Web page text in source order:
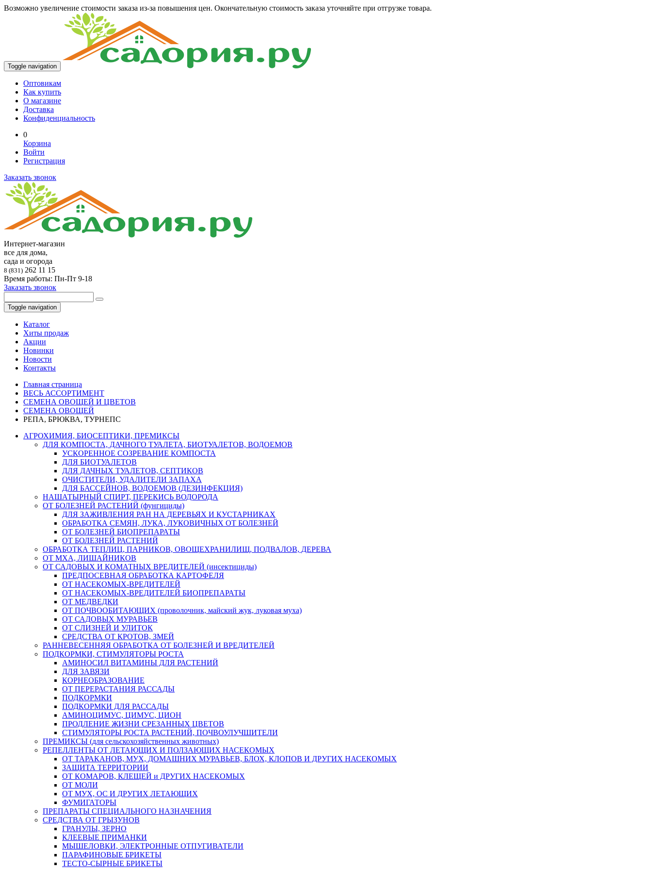
Возможно увеличение стоимости заказа из-за повышения цен. Окончательную стоимость заказа уточняйте при отгрузке товара.
Toggle navigation
Оптовикам
Как купить
О магазине
Доставка
Конфиденциальность
0
Корзина
Войти
Регистрация
Заказать звонок
Интернет-магазин
все для дома,
сада и огорода
8 (831) 262 11 15
Время работы: Пн-Пт 9-18
Заказать звонок
Toggle navigation
Каталог
Хиты продаж
Акции
Новинки
Новости
Контакты
Главная страница
ВЕСЬ АССОРТИМЕНТ
СЕМЕНА ОВОЩЕЙ И ЦВЕТОВ
СЕМЕНА ОВОЩЕЙ
РЕПА, БРЮКВА, ТУРНЕПС
АГРОХИМИЯ, БИОСЕПТИКИ, ПРЕМИКСЫ
ДЛЯ КОМПОСТА, ДАЧНОГО ТУАЛЕТА, БИОТУАЛЕТОВ, ВОДОЕМОВ
УСКОРЕННОЕ СОЗРЕВАНИЕ КОМПОСТА
ДЛЯ БИОТУАЛЕТОВ
ДЛЯ ДАЧНЫХ ТУАЛЕТОВ, СЕПТИКОВ
ОЧИСТИТЕЛИ, УДАЛИТЕЛИ ЗАПАХА
ДЛЯ БАССЕЙНОВ, ВОДОЕМОВ (ДЕЗИНФЕКЦИЯ)
НАШАТЫРНЫЙ СПИРТ, ПЕРЕКИСЬ ВОДОРОДА
ОТ БОЛЕЗНЕЙ РАСТЕНИЙ (фунгициды)
ДЛЯ ЗАЖИВЛЕНИЯ РАН НА ДЕРЕВЬЯХ И КУСТАРНИКАХ
ОБРАБОТКА СЕМЯН, ЛУКА, ЛУКОВИЧНЫХ ОТ БОЛЕЗНЕЙ
ОТ БОЛЕЗНЕЙ БИОПРЕПАРАТЫ
ОТ БОЛЕЗНЕЙ РАСТЕНИЙ
ОБРАБОТКА ТЕПЛИЦ, ПАРНИКОВ, ОВОЩЕХРАНИЛИЩ, ПОДВАЛОВ, ДЕРЕВА
ОТ МХА, ЛИШАЙНИКОВ
ОТ САДОВЫХ И КОМАТНЫХ ВРЕДИТЕЛЕЙ (инсектициды)
ПРЕДПОСЕВНАЯ ОБРАБОТКА КАРТОФЕЛЯ
ОТ НАСЕКОМЫХ-ВРЕДИТЕЛЕЙ
ОТ НАСЕКОМЫХ-ВРЕДИТЕЛЕЙ БИОПРЕПАРАТЫ
ОТ МЕДВЕДКИ
ОТ ПОЧВООБИТАЮЩИХ (проволочник, майский жук, луковая муха)
ОТ САДОВЫХ МУРАВЬЕВ
ОТ СЛИЗНЕЙ И УЛИТОК
СРЕДСТВА ОТ КРОТОВ, ЗМЕЙ
РАННЕВЕСЕННЯЯ ОБРАБОТКА ОТ БОЛЕЗНЕЙ И ВРЕДИТЕЛЕЙ
ПОДКОРМКИ, СТИМУЛЯТОРЫ РОСТА
АМИНОСИЛ ВИТАМИНЫ ДЛЯ РАСТЕНИЙ
ДЛЯ ЗАВЯЗИ
КОРНЕОБРАЗОВАНИЕ
ОТ ПЕРЕРАСТАНИЯ РАССАДЫ
ПОДКОРМКИ
ПОДКОРМКИ ДЛЯ РАССАДЫ
АМИНОЦИМУС, ЦИМУС, ЦИОН
ПРОДЛЕНИЕ ЖИЗНИ СРЕЗАННЫХ ЦВЕТОВ
СТИМУЛЯТОРЫ РОСТА РАСТЕНИЙ, ПОЧВОУЛУЧШИТЕЛИ
ПРЕМИКСЫ (для сельскохозяйственных животных)
РЕПЕЛЛЕНТЫ ОТ ЛЕТАЮЩИХ И ПОЛЗАЮЩИХ НАСЕКОМЫХ
ОТ ТАРАКАНОВ, МУХ, ДОМАШНИХ МУРАВЬЕВ, БЛОХ, КЛОПОВ И ДРУГИХ НАСЕКОМЫХ
ЗАЩИТА ТЕРРИТОРИИ
ОТ КОМАРОВ, КЛЕЩЕЙ и ДРУГИХ НАСЕКОМЫХ
ОТ МОЛИ
ОТ МУХ, ОС И ДРУГИХ ЛЕТАЮЩИХ
ФУМИГАТОРЫ
ПРЕПАРАТЫ СПЕЦИАЛЬНОГО НАЗНАЧЕНИЯ
СРЕДСТВА ОТ ГРЫЗУНОВ
ГРАНУЛЫ, ЗЕРНО
КЛЕЕВЫЕ ПРИМАНКИ
МЫШЕЛОВКИ, ЭЛЕКТРОННЫЕ ОТПУГИВАТЕЛИ
ПАРАФИНОВЫЕ БРИКЕТЫ
ТЕСТО-СЫРНЫЕ БРИКЕТЫ